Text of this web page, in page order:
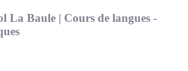
La Baule | Cours de langues -